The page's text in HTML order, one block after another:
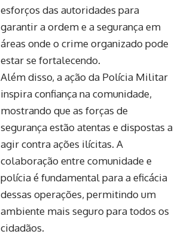
esforços das autoridades para
garantir a ordem e a segurança em
áreas onde o crime organizado pode
estar se fortalecendo.
Além disso, a ação da Polícia Militar
inspira confiança na comunidade,
mostrando que as forças de
segurança estão atentas e dispostas a
agir contra ações ilícitas. A
colaboração entre comunidade e
polícia é fundamental para a eficácia
dessas operações, permitindo um
ambiente mais seguro para todos os
cidadãos.